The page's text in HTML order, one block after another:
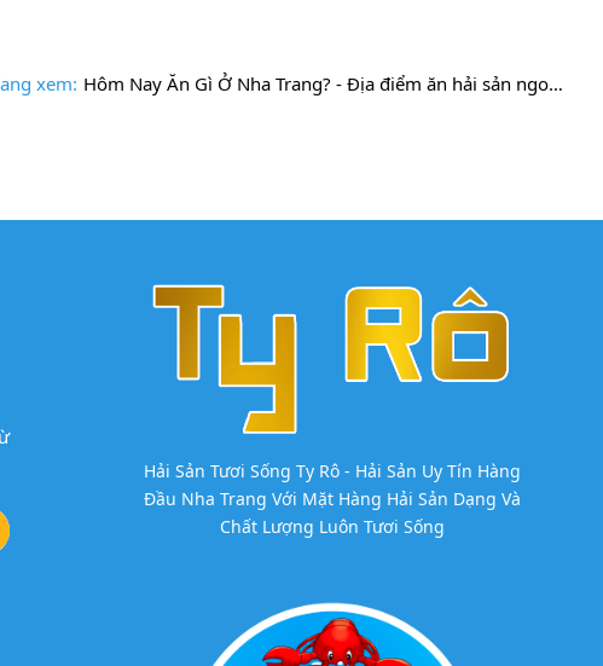
xem: Hôm Nay Ăn Gì Ở Nha Trang? - Địa điểm ăn hải sản ngon ở nha trang
Hải Sản Tươi Sống Ty Rô - Hải Sản Uy Tín Hàng
Đầu Nha Trang Với Mặt Hàng Hải Sản Dạng Và
Chất Lượng Luôn Tươi Sống